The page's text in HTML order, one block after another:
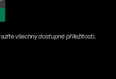
všechny dostupné příležitosti.